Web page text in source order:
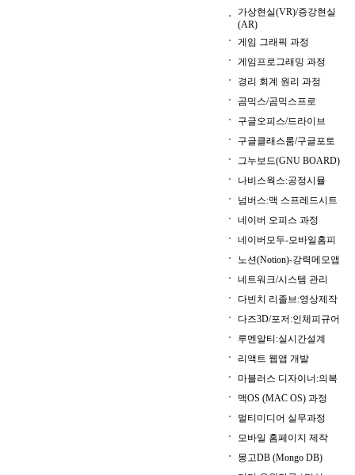
가상현실(VR)/증강현실
(AR)
게임 그래픽 과정
게임프로그래밍 과정
경리 회계 원리 과정
곰믹스/곰믹스프로
구글오피스/드라이브
구글클래스룸/구글포토
그누보드(GNU BOARD)
나비스웍스:공정시뮬
넘버스:맥 스프레드시트
네이버 오피스 과정
네이버모두-모바일홈피
노션(Notion)-강력메모앱
네트워크/시스템 관리
다빈치 리졸브:영상제작
다즈3D/포저:인체피규어
루멘알티:실시간설계
리액트 웹앱 개발
마블러스 디자이너:의복
맥OS (MAC OS) 과정
멀티미디어 실무과정
모바일 홈페이지 제작
몽고DB (Mongo DB)